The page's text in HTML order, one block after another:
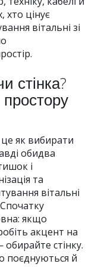
хто цінує
вітальні зі
стінка?
як вибирати
обидва
і
та
вітальні
якщо
акцент на
стінку.
поєднуються й